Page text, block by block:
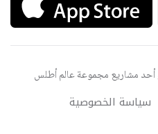
عالم أطلس
سياسة الخصوصية